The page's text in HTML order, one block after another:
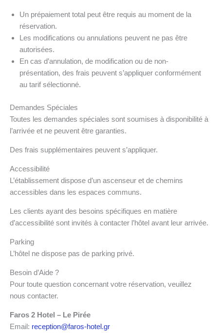
Un prépaiement total peut être requis au moment de la
réservation.
Les modifications ou annulations peuvent ne pas être
autorisées.
En cas d’annulation, de modification ou de non-
présentation, des frais peuvent s’appliquer conformément
au tarif sélectionné.
Demandes Spéciales
Toutes les demandes spéciales sont soumises à disponibilité à
l’arrivée et ne peuvent être garanties.
Des frais supplémentaires peuvent s’appliquer.
Accessibilité
L’établissement dispose d’un ascenseur et de chemins
accessibles dans les espaces communs.
Les clients ayant des besoins spécifiques en matière
d’accessibilité sont invités à contacter l’hôtel avant leur arrivée.
Parking
L’hôtel ne dispose pas de parking privé.
Besoin d’Aide ?
Pour toute question concernant votre réservation, veuillez
nous contacter.
Faros 2 Hotel – Le Pirée
Email: reception@faros-hotel.gr